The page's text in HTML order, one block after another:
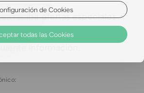
recibir ofertas especiales
hotel, por favor complete la
de Cookies
todas las Cookies